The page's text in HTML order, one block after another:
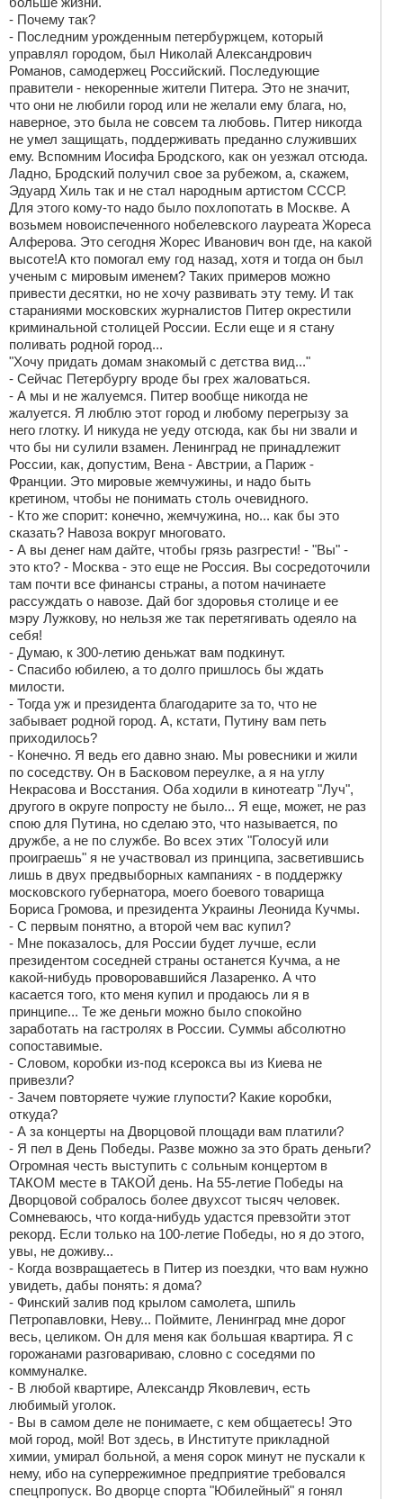
- Почему так?
- Последним урожденным петербуржцем, который
управлял городом, был Николай Александрович
Романов, самодержец Российский. Последующие
правители - некоренные жители Питера. Это не значит,
что они не любили город или не желали ему блага, но,
наверное, это была не совсем та любовь. Питер никогда
не умел защищать, поддерживать преданно служивших
ему. Вспомним Иосифа Бродского, как он уезжал отсюда.
Ладно, Бродский получил свое за рубежом, а, скажем,
Эдуард Хиль так и не стал народным артистом СССР.
Для этого кому-то надо было похлопотать в Москве. А
возьмем новоиспеченного нобелевского лауреата Жореса
Алферова. Это сегодня Жорес Иванович вон где, на какой
высоте!А кто помогал ему год назад, хотя и тогда он был
ученым с мировым именем? Таких примеров можно
привести десятки, но не хочу развивать эту тему. И так
стараниями московских журналистов Питер окрестили
криминальной столицей России. Если еще и я стану
поливать родной город...
"Хочу придать домам знакомый с детства вид..."
- Сейчас Петербургу вроде бы грех жаловаться.
- А мы и не жалуемся. Питер вообще никогда не
жалуется. Я люблю этот город и любому перегрызу за
него глотку. И никуда не уеду отсюда, как бы ни звали и
что бы ни сулили взамен. Ленинград не принадлежит
России, как, допустим, Вена - Австрии, а Париж -
Франции. Это мировые жемчужины, и надо быть
кретином, чтобы не понимать столь очевидного.
- Кто же спорит: конечно, жемчужина, но... как бы это
сказать? Навоза вокруг многовато.
- А вы денег нам дайте, чтобы грязь разгрести! - "Вы" -
это кто? - Москва - это еще не Россия. Вы сосредоточили
там почти все финансы страны, а потом начинаете
рассуждать о навозе. Дай бог здоровья столице и ее
мэру Лужкову, но нельзя же так перетягивать одеяло на
себя!
- Думаю, к 300-летию деньжат вам подкинут.
- Спасибо юбилею, а то долго пришлось бы ждать
милости.
- Тогда уж и президента благодарите за то, что не
забывает родной город. А, кстати, Путину вам петь
приходилось?
- Конечно. Я ведь его давно знаю. Мы ровесники и жили
по соседству. Он в Басковом переулке, а я на углу
Некрасова и Восстания. Оба ходили в кинотеатр "Луч",
другого в округе попросту не было... Я еще, может, не раз
спою для Путина, но сделаю это, что называется, по
дружбе, а не по службе. Во всех этих "Голосуй или
проиграешь" я не участвовал из принципа, засветившись
лишь в двух предвыборных кампаниях - в поддержку
московского губернатора, моего боевого товарища
Бориса Громова, и президента Украины Леонида Кучмы.
- С первым понятно, а второй чем вас купил?
- Мне показалось, для России будет лучше, если
президентом соседней страны останется Кучма, а не
какой-нибудь проворовавшийся Лазаренко. А что
касается того, кто меня купил и продаюсь ли я в
принципе... Те же деньги можно было спокойно
заработать на гастролях в России. Суммы абсолютно
сопоставимые.
- Словом, коробки из-под ксерокса вы из Киева не
привезли?
- Зачем повторяете чужие глупости? Какие коробки,
откуда?
- А за концерты на Дворцовой площади вам платили?
- Я пел в День Победы. Разве можно за это брать деньги?
Огромная честь выступить с сольным концертом в
ТАКОМ месте в ТАКОЙ день. На 55-летие Победы на
Дворцовой собралось более двухсот тысяч человек.
Сомневаюсь, что когда-нибудь удастся превзойти этот
рекорд. Если только на 100-летие Победы, но я до этого,
увы, не доживу...
- Когда возвращаетесь в Питер из поездки, что вам нужно
увидеть, дабы понять: я дома?
- Финский залив под крылом самолета, шпиль
Петропавловки, Неву... Поймите, Ленинград мне дорог
весь, целиком. Он для меня как большая квартира. Я с
горожанами разговариваю, словно с соседями по
коммуналке.
- В любой квартире, Александр Яковлевич, есть
любимый уголок.
- Вы в самом деле не понимаете, с кем общаетесь! Это
мой город, мой! Вот здесь, в Институте прикладной
химии, умирал больной, а меня сорок минут не пускали к
нему, ибо на суперрежимное предприятие требовался
спецпропуск. Во дворце спорта "Юбилейный" я гонял